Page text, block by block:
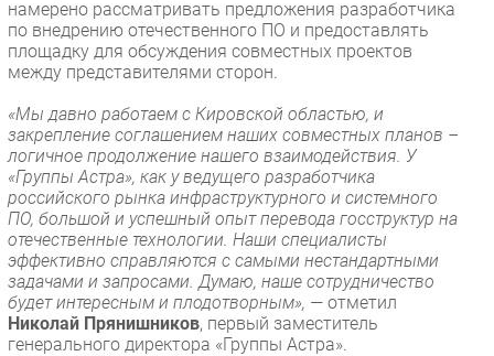
намерено рассматривать предложения разработчика
по внедрению отечественного ПО и предоставлять
площадку для обсуждения совместных проектов
между представителями сторон.
«Мы давно работаем с Кировской областью, и
закрепление соглашением наших совместных планов –
логичное продолжение нашего взаимодействия. У
«Группы Астра», как у ведущего разработчика
российского рынка инфраструктурного и системного
ПО, большой и успешный опыт перевода госструктур на
отечественные технологии. Наши специалисты
эффективно справляются с самыми нестандартными
задачами и запросами. Думаю, наше сотрудничество
будет интересным и плодотворным», — отметил
Николай Прянишников, первый заместитель
генерального директора «Группы Астра».